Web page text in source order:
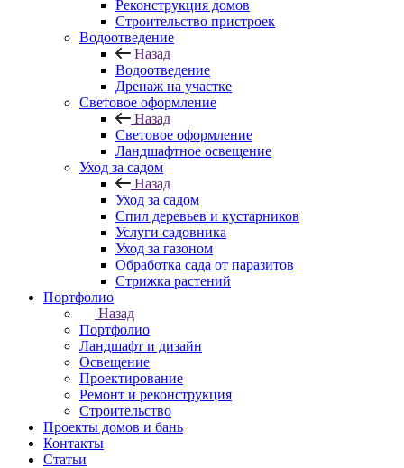
Реконструкция домов
Строительство пристроек
Водоотведение
Назад
Водоотведение
Дренаж на участке
Световое оформление
Назад
Световое оформление
Ландшафтное освещение
Уход за садом
Назад
Уход за садом
Спил деревьев и кустарников
Услуги садовника
Уход за газоном
Обработка сада от паразитов
Стрижка растений
Портфолио
Назад
Портфолио
Ландшафт и дизайн
Освещение
Проектирование
Ремонт и реконструкция
Строительство
Проекты домов и бань
Контакты
Статьи